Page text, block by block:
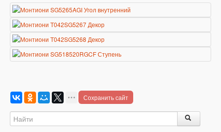
Сохранить сайт